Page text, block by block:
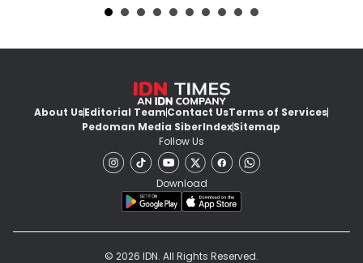
About UsEditorial TeamContact UsTerms of Services
Pedoman Media SiberIndexSitemap
Follow Us
Download
© 2026 IDN. All Rights Reserved.